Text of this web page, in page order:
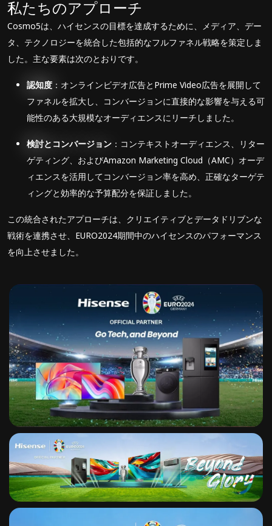
私たちのアプローチ
Cosmo5は、ハイセンスの目標を達成するために、メディア、デー
タ、テクノロジーを統合した包括的なフルファネル戦略を策定しま
した。主な要素は次のとおりです。
認知度 ：オンラインビデオ広告とPrime Video広告を展開して
ファネルを拡大し、コンバージョンに直接的な影響を与える可
能性のある大規模なオーディエンスにリーチしました。
検討とコンバージョン ：コンテキストオーディエンス、リター
ゲティング、およびAmazon Marketing Cloud（AMC）オーデ
ィエンスを活用してコンバージョン率を高め、正確なターゲテ
ィングと効率的な予算配分を保証しました。
この統合されたアプローチは、クリエイティブとデータドリブンな
戦術を連携させ、EURO2024期間中のハイセンスのパフォーマンス
を向上させました。